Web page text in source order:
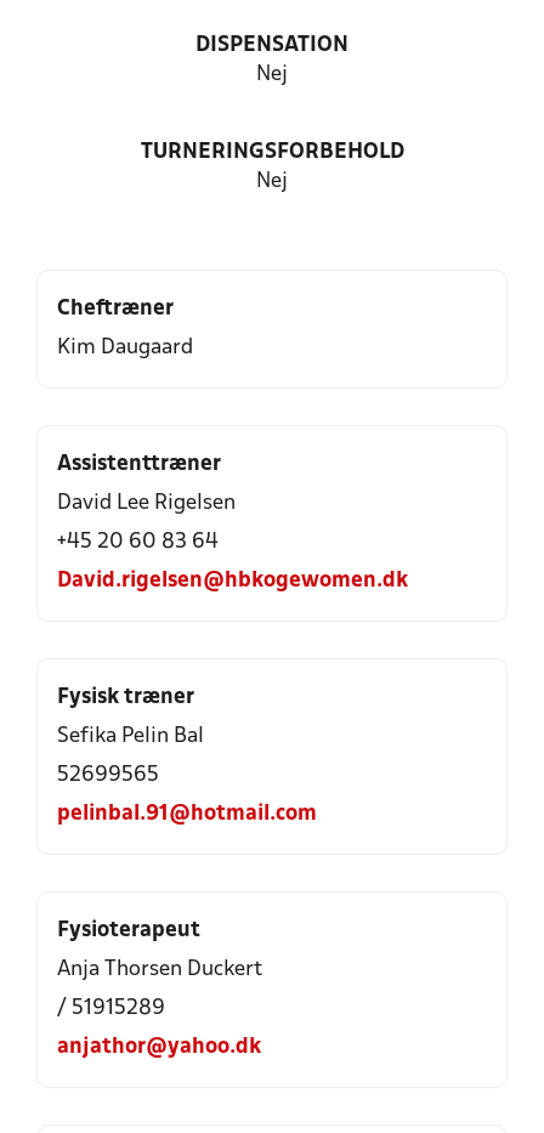
DISPENSATION
Nej
TURNERINGSFORBEHOLD
Nej
Cheftræner
Kim Daugaard
Assistenttræner
David Lee Rigelsen
+45 20 60 83 64
David.rigelsen@hbkogewomen.dk
Fysisk træner
Sefika Pelin Bal
52699565
pelinbal.91@hotmail.com
Fysioterapeut
Anja Thorsen Duckert
/ 51915289
anjathor@yahoo.dk